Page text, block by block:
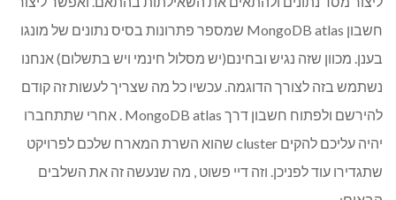
חשבון MongoDB atlas שמספר פתרונות בסיס נתונים של מונגו
בענן. מכוון שזה נגיש ובחינם(יש מסלול חינמי ויש בתשלום) אנחנו
נשתמש בזה לצורך הדוגמה. עכשיו כל מה שצריך לעשות זה קודם
להירשם ולפתוח חשבון דרך MongoDB atlas . אחרי שתתחברו
יהיה עליכם להקים cluster שהוא השרת המארח שלכם לפרויקט
שתגדירו עוד לפניכן. וזה דיי פשוט , מה שנעשה זה את השלבים